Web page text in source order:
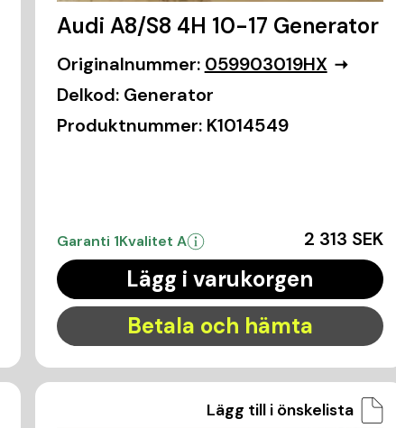
Audi A8/S8 4H 10-17 Generator
Originalnummer: 059903019HX
Delkod: Generator
Produktnummer: K1014549
Garanti 1Kvalitet A 2 313 SEK
Lägg i varukorgen
Betala och hämta
Lägg till i önskelista